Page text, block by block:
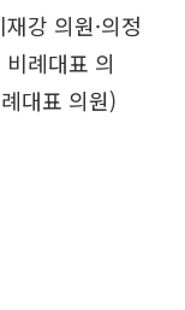
강 의원·의정
례대표 의
대표 의원)